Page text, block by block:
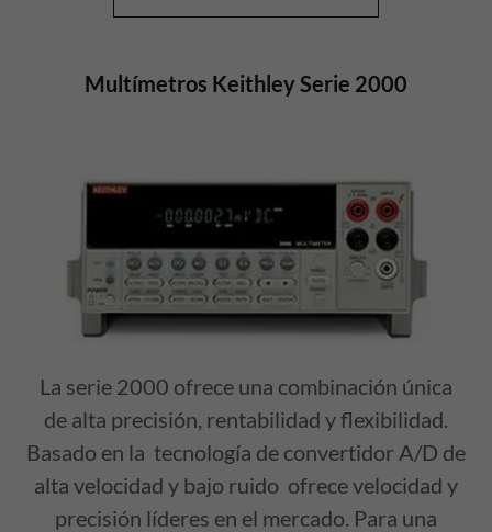
Multímetros Keithley Serie 2000
La serie 2000 ofrece una combinación única
de alta precisión, rentabilidad y flexibilidad.
Basado en la tecnología de convertidor A/D de
alta velocidad y bajo ruido ofrece velocidad y
precisión líderes en el mercado. Para una